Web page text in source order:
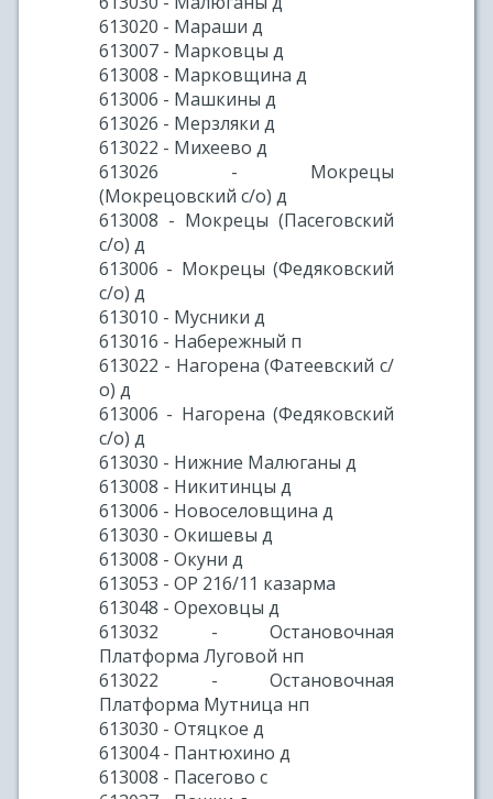
613020 - Мараши д
613007 - Марковцы д
613008 - Марковщина д
613006 - Машкины д
613026 - Мерзляки д
613022 - Михеево д
613026 - Мокрецы
(Мокрецовский с/о) д
613008 - Мокрецы (Пасеговский
с/о) д
613006 - Мокрецы (Федяковский
с/о) д
613010 - Мусники д
613016 - Набережный п
613022 - Нагорена (Фатеевский с/
о) д
613006 - Нагорена (Федяковский
с/о) д
613030 - Нижние Малюганы д
613008 - Никитинцы д
613006 - Новоселовщина д
613030 - Окишевы д
613008 - Окуни д
613053 - ОР 216/11 казарма
613048 - Ореховцы д
613032 - Остановочная
Платформа Луговой нп
613022 - Остановочная
Платформа Мутница нп
613030 - Отяцкое д
613004 - Пантюхино д
613008 - Пасегово с